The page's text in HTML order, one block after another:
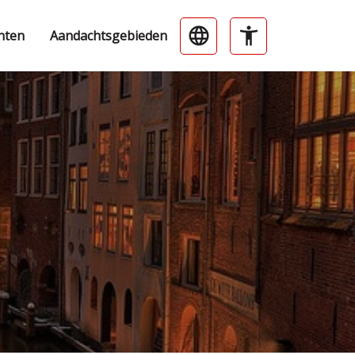
Aandachtsgebieden